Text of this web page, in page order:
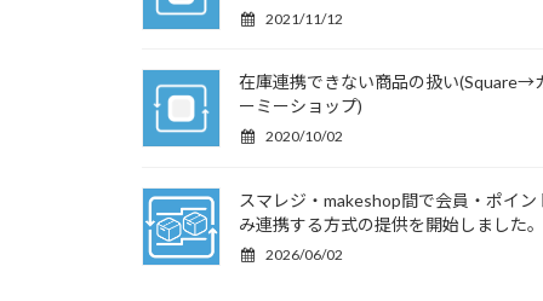
2021/11/12
在庫連携できない商品の扱い(Square→
ーミーショップ)
2020/10/02
スマレジ・makeshop間で会員・ポイン
み連携する方式の提供を開始しました。
2026/06/02